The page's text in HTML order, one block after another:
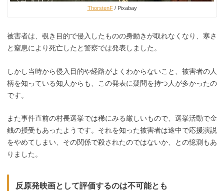
ThorstenF/ Pixabay
被害者は、覗き目的で侵入したものの身動きが取れなくなり、寒さ
と窒息により死亡したと警察では発表しました。
しかし当時から侵入目的や経路がよくわからないこと、被害者の人
柄を知っている知人からも、この発表に疑問を持つ人が多かったの
です。
また事件直前の村長選挙では稀にみる厳しいもので、選挙活動で金
銭の授受もあったようです。それを知った被害者は途中で応援演説
をやめてしまい、その関係で殺されたのではないか、との憶測もあ
りました。
反原発映画として評価するのは不可能とも